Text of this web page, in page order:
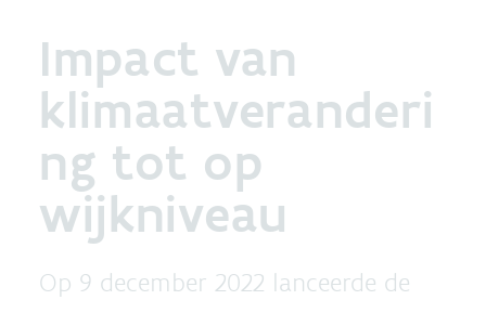
Impact van
klimaatveranderi
ng tot op
wijkniveau
Op 9 december 2022 lanceerde de